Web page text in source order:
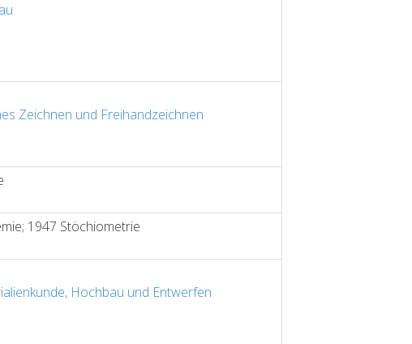
Zeichnen und Freihandzeichnen
1947 Stöchiometrie
Hochbau und Entwerfen